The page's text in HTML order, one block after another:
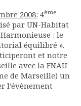
2008: 4ème
par UN-Habitat
: le
équilibré ».
et notre
avec la FNAU
de Marseille) un
l’évènement